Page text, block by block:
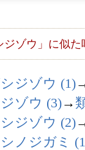
ジゾウ」に似た
ジゾウ (1)
ゾウ (3)→
ジゾウ (2)
ノジガミ